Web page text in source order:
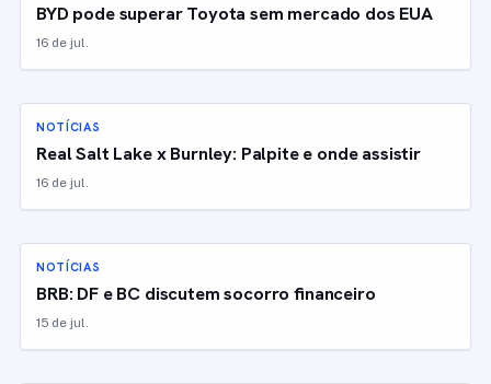
BYD pode superar Toyota sem mercado dos EUA
16 de jul.
NOTÍCIAS
Real Salt Lake x Burnley: Palpite e onde assistir
16 de jul.
NOTÍCIAS
BRB: DF e BC discutem socorro financeiro
15 de jul.